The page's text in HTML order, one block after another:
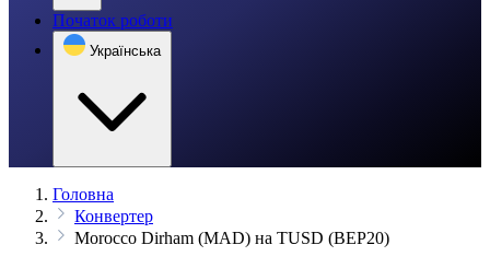
Початок роботи
Українська
Головна
Конвертер
Morocco Dirham (MAD) на TUSD (BEP20)